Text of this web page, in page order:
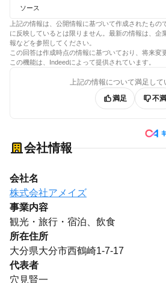
ソース
上記の情報は、公開情報に基づいて作成されたも
に反映しているとは限りません。最新の情報は、企
報などを参照してください。
この回答は作成時点の情報に基づいており、将来変
この機能は、Indeedによって提供されています。
上記の情報について満足して
満足
不満
会社情報
会社名
株式会社アメイズ
事業内容
観光・旅行・宿泊、飲食
所在住所
大分県大分市西鶴崎1-7-17
代表者
穴見賢一